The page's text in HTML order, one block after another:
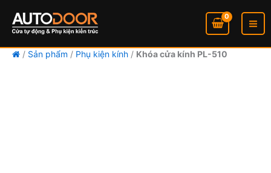
dung
/ Sản phẩm / Phụ kiện kính / Khóa cửa kính PL-510
1.640.000VND
cửa
kính
510